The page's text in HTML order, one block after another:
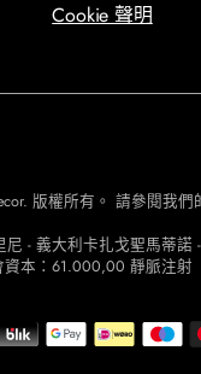
Cookie 聲明
. 版權所有。 請參閱我們
尼 - 義大利卡扎戈聖馬蒂諾
資本：61.000,00 靜脈注射